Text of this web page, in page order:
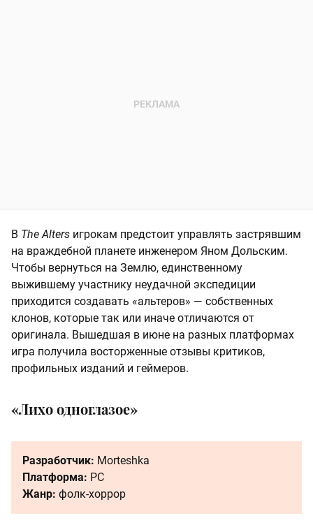
В The Alters игрокам предстоит управлять застрявшим
на враждебной планете инженером Яном Дольским.
Чтобы вернуться на Землю, единственному
выжившему участнику неудачной экспедиции
приходится создавать «альтеров» — собственных
клонов, которые так или иначе отличаются от
оригинала. Вышедшая в июне на разных платформах
игра получила восторженные отзывы критиков,
профильных изданий и геймеров.
«Лихо одноглазое»
Разработчик: Morteshka
Платформа: PC
Жанр: фолк-хоррор